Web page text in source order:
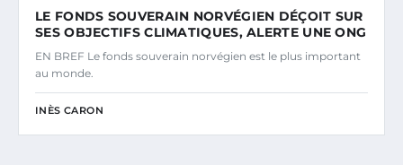
LE FONDS SOUVERAIN NORVÉGIEN DÉÇOIT SUR
SES OBJECTIFS CLIMATIQUES, ALERTE UNE ONG
EN BREF Le fonds souverain norvégien est le plus important
au monde.
INÈS CARON